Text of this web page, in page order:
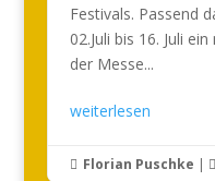
Festivals. Passend
02.Juli bis 16. Juli
der Messe...
weiterlesen
 Florian Puschke | 